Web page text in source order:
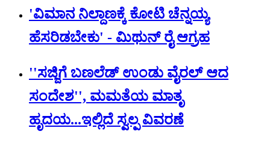
'ವಿಮಾನ ನಿಲ್ದಾಣಕ್ಕೆ ಕೋಟಿ ಚೆನ್ನಯ್ಯ
ಹೆಸರಿಡಬೇಕು' - ಮಿಥುನ್ ರೈ ಆಗ್ರಹ
''ಸಜ್ಜಿಗೆ ಬಣಲೆಡ್ ಉಂಡು ವೈರಲ್ ಆದ
ಸಂದೇಶ'', ಮಮತೆಯ ಮಾತೃ
ಹೃದಯ...ಇಲ್ಲಿದೆ ಸ್ವಲ್ಪ ವಿವರಣೆ